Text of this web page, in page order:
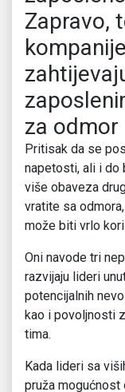
Zapravo,
za odmor
Pritisak da se
napetosti, ali i do
više obaveza
vratite sa
može biti vrlo
Oni navode tri
razvijaju lideri
potencijalnih
kao i povoljnosti
tima.
Kada lideri sa
pruža mogućnost